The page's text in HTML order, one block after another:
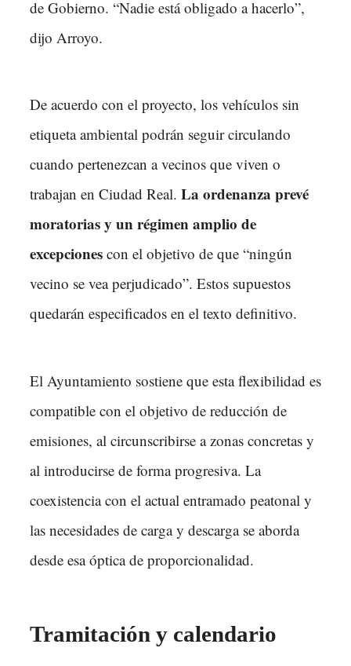
de Gobierno. “Nadie está obligado a hacerlo”,
dijo Arroyo.
De acuerdo con el proyecto, los vehículos sin
etiqueta ambiental podrán seguir circulando
cuando pertenezcan a vecinos que viven o
trabajan en Ciudad Real. La ordenanza prevé
moratorias y un régimen amplio de
excepciones con el objetivo de que “ningún
vecino se vea perjudicado”. Estos supuestos
quedarán especificados en el texto definitivo.
El Ayuntamiento sostiene que esta flexibilidad es
compatible con el objetivo de reducción de
emisiones, al circunscribirse a zonas concretas y
al introducirse de forma progresiva. La
coexistencia con el actual entramado peatonal y
las necesidades de carga y descarga se aborda
desde esa óptica de proporcionalidad.
Tramitación y calendario